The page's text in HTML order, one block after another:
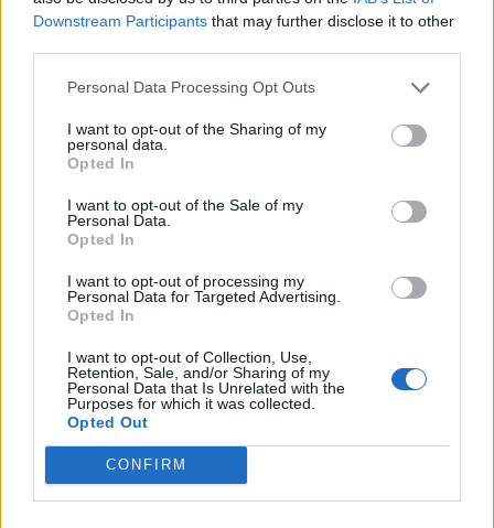
Downstream Participants that may further disclose it to other
Personal Data Processing Opt Outs
I want to opt-out of the Sharing of my
personal data.
Opted In
I want to opt-out of the Sale of my
Personal Data.
Opted In
I want to opt-out of processing my
Personal Data for Targeted Advertising.
Opted In
I want to opt-out of Collection, Use,
Retention, Sale, and/or Sharing of my
Personal Data that Is Unrelated with the
Purposes for which it was collected.
Opted Out
CONFIRM
ΣΧΕΤΙΚΑ ΑΡΘΡΑ